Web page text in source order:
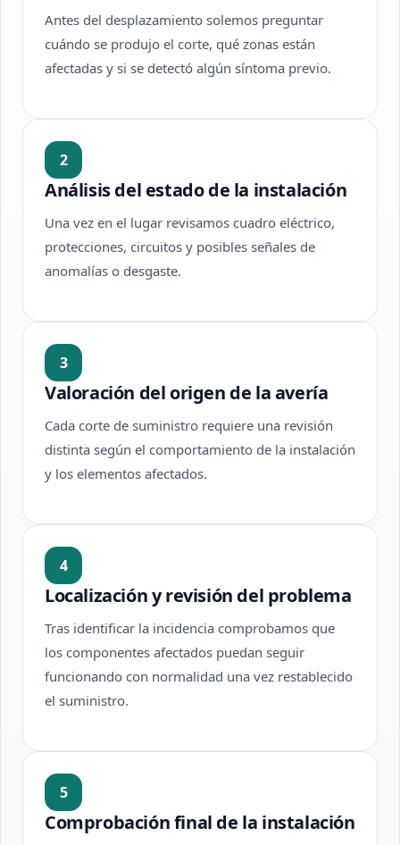
Antes del desplazamiento solemos preguntar
cuándo se produjo el corte, qué zonas están
afectadas y si se detectó algún síntoma previo.
2
Análisis del estado de la instalación
Una vez en el lugar revisamos cuadro eléctrico,
protecciones, circuitos y posibles señales de
anomalías o desgaste.
3
Valoración del origen de la avería
Cada corte de suministro requiere una revisión
distinta según el comportamiento de la instalación
y los elementos afectados.
4
Localización y revisión del problema
Tras identificar la incidencia comprobamos que
los componentes afectados puedan seguir
funcionando con normalidad una vez restablecido
el suministro.
5
Comprobación final de la instalación